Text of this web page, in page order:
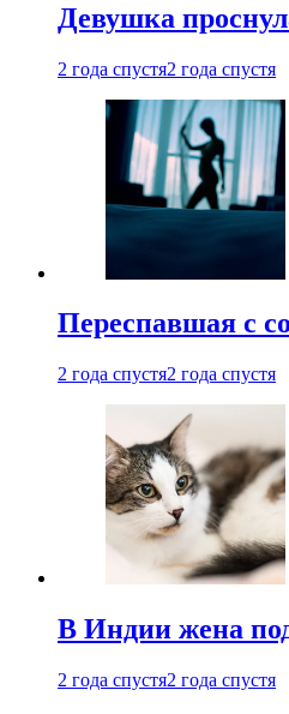
Девушка
2 года спустя2 года спустя
Переспавшая с
2 года спустя2 года спустя
В Индии жена
2 года спустя2 года спустя